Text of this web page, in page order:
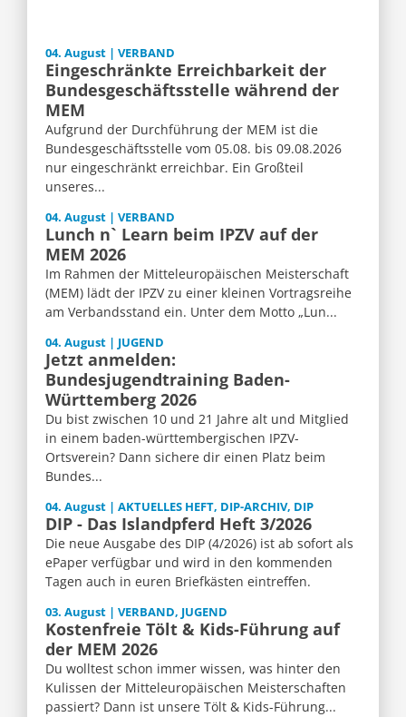
04. August | VERBAND
Eingeschränkte Erreichbarkeit der
Bundesgeschäftsstelle während der
MEM
Aufgrund der Durchführung der MEM ist die
Bundesgeschäftsstelle vom 05.08. bis 09.08.2026
nur eingeschränkt erreichbar. Ein Großteil
unseres...
04. August | VERBAND
Lunch n` Learn beim IPZV auf der
MEM 2026
Im Rahmen der Mitteleuropäischen Meisterschaft
(MEM) lädt der IPZV zu einer kleinen Vortragsreihe
am Verbandsstand ein. Unter dem Motto „Lun...
04. August | JUGEND
Jetzt anmelden:
Bundesjugendtraining Baden-
Württemberg 2026
Du bist zwischen 10 und 21 Jahre alt und Mitglied
in einem baden-württembergischen IPZV-
Ortsverein? Dann sichere dir einen Platz beim
Bundes...
04. August | AKTUELLES HEFT, DIP-ARCHIV, DIP
DIP - Das Islandpferd Heft 3/2026
Die neue Ausgabe des DIP (4/2026) ist ab sofort als
ePaper verfügbar und wird in den kommenden
Tagen auch in euren Briefkästen eintreffen.
03. August | VERBAND, JUGEND
Kostenfreie Tölt & Kids-Führung auf
der MEM 2026
Du wolltest schon immer wissen, was hinter den
Kulissen der Mitteleuropäischen Meisterschaften
passiert? Dann ist unsere Tölt & Kids-Führung...